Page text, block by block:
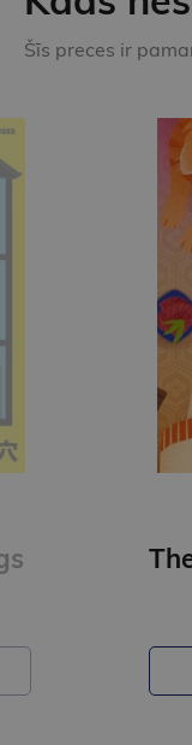
Šīs preces ir
The Menu of Happiness